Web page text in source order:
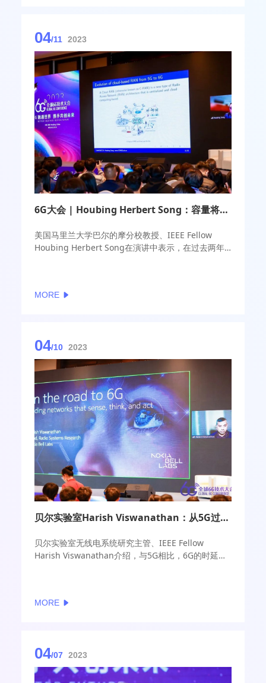
04/11 2023
6G大会 | Houbing Herbert Song：容量将成为6G时代最大挑战 AI将扮演关键角色
美国马里兰大学巴尔的摩分校教授、IEEE Fellow
Houbing Herbert Song在演讲中表示，在过去两年
们更好地对无线网络进行计算和资源的分配。
MORE
04/10 2023
贝尔实验室Harish Viswanathan：从5G过渡到6G，AI作用巨大
贝尔实验室无线电系统研究主管、IEEE Fellow
Harish Viswanathan介绍，与5G相比，6G的时延降
MORE
04/07 2023